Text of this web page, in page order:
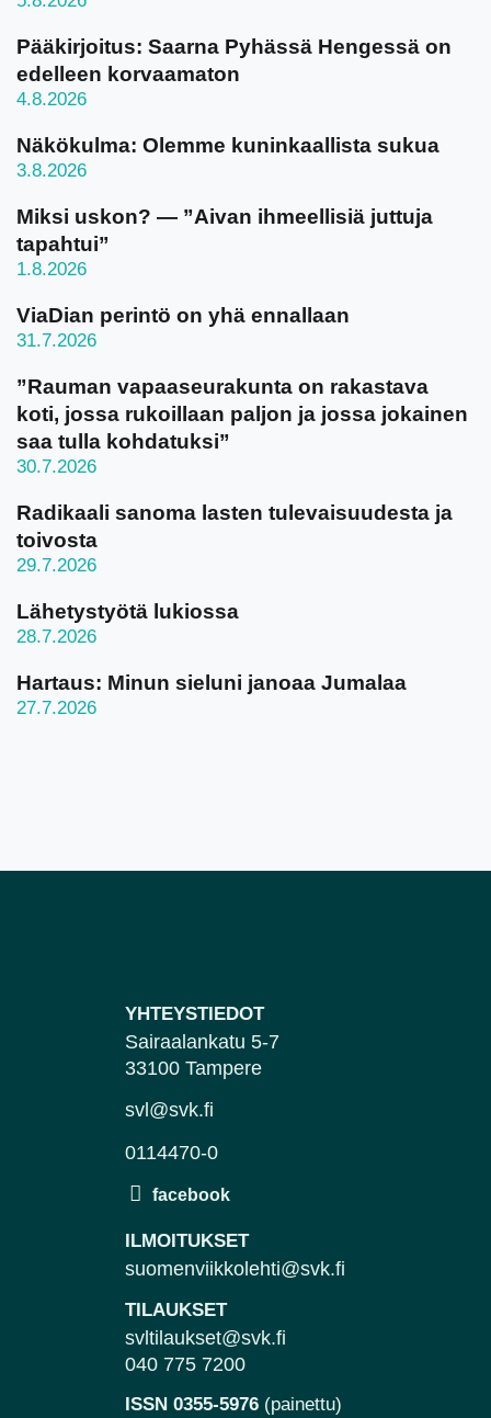
Pääkirjoitus: Saarna Pyhässä Hengessä on
edelleen korvaamaton
4.8.2026
Näkökulma: Olemme kuninkaallista sukua
3.8.2026
Miksi uskon? — ”Aivan ihmeellisiä juttuja
tapahtui”
1.8.2026
ViaDian perintö on yhä ennallaan
31.7.2026
”Rauman vapaaseurakunta on rakastava
koti, jossa rukoillaan paljon ja jossa jokainen
saa tulla kohdatuksi”
30.7.2026
Radikaali sanoma lasten tulevaisuudesta ja
toivosta
29.7.2026
Lähetystyötä lukiossa
28.7.2026
Hartaus: Minun sieluni janoaa Jumalaa
27.7.2026
YHTEYSTIEDOT
Sairaalankatu 5-7
33100 Tampere
svl@svk.fi
0114470-0
ILMOITUKSET
suomenviikkolehti@svk.fi
TILAUKSET
svltilaukset@svk.fi
040 775 7200
ISSN 0355-5976 (painettu)